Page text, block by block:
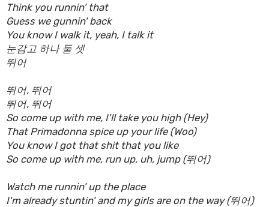
Think you runnin' that
Guess we gunnin' back
You know I walk it, yeah, I talk it
눈감고 하나 둘 셋
뛰어
뛰어, 뛰어
뛰어, 뛰어
So come up with me, I'll take you high (Hey)
That Primadonna spice up your life (Woo)
You know I got that shit that you like
So come up with me, run up, uh, jump (뛰어)
Watch me runnin' up the place
I'm already stuntin' and my girls are on the way (뛰어)